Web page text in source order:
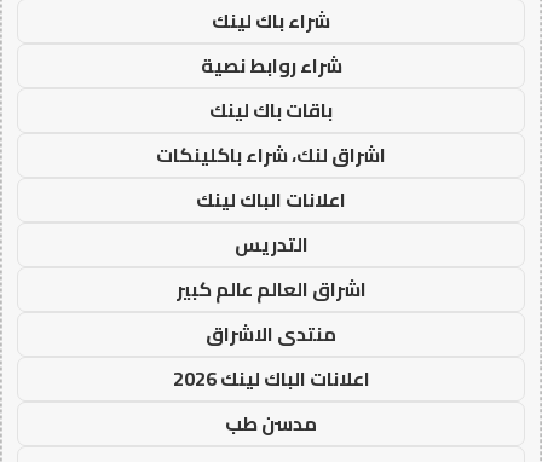
شراء باك لينك
شراء روابط نصية
باقات باك لينك
اشراق لنك، شراء باكلينكات
اعلانات الباك لينك
التدريس
اشراق العالم عالم كبير
منتدى الاشراق
اعلانات الباك لينك 2026
مدسن طب